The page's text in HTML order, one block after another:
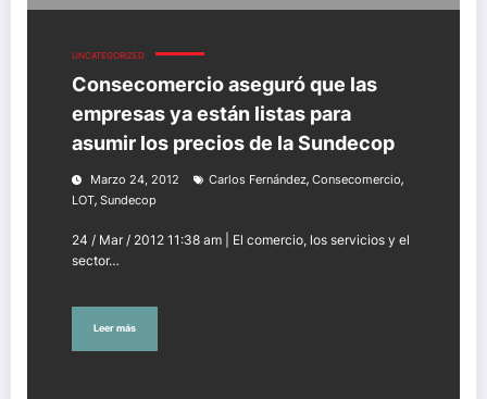
UNCATEGORIZED
Consecomercio aseguró que las
empresas ya están listas para
asumir los precios de la Sundecop
Marzo 24, 2012 Carlos Fernández, Consecomercio,
LOT, Sundecop
24 / Mar / 2012 11:38 am | El comercio, los servicios y el
sector…
Leer más